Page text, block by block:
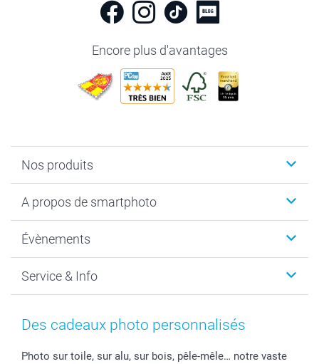
Encore plus d'avantages
Nos produits
Cadeaux photo
MyNameBook
Développement photo & Tirage photo
Cadres photo & accessoires déco
Calendrier photos & Agendas photo
Stickers & Etiquettes
A propos de smartphoto
Durabilité
Gestion des cookies
Mentions Légales
Affiliation
Évènements
Nouvel An
Fête des Mères
Confirmation ou communion
Service & Info
Tarifs et frais de livraison
Livraison en 48 heures
Des cadeaux photo personnalisés
Photo sur toile, sur alu, sur bois, pêle-mêle… notre vaste